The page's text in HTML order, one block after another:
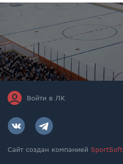
Войти в ЛК
Сайт создан компанией SportSoft